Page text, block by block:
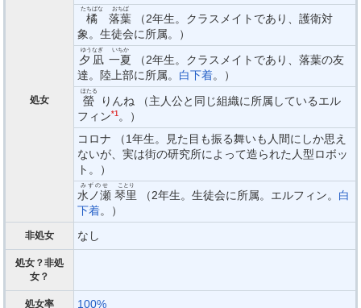
処女
橘
たちばな
落葉
おちば
（2年生。クラスメイトであり、護衛対
象。生徒会に所属。）
夕凪
ゆうなぎ
一夏
いちか
（2年生。クラスメイトであり、落葉の友
達。陸上部に所属。 白下着。）
螢
ほたる
りんね （主人公と同じ組織に所属しているエル
フィン*1 。）
コロナ （1年生。見た目も振る舞いも人間にしか思え
ないが、実は街の研究所によって造られた人型ロボッ
ト。）
水ノ瀬
みずのせ
琴里
ことり
（2年生。生徒会に所属。エルフィン。 白
下着。）
非処女 なし
処女？非処
女？
処女率 100%